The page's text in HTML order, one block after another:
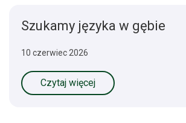
Szukamy języka w gębie
10 czerwiec 2026
Czytaj więcej